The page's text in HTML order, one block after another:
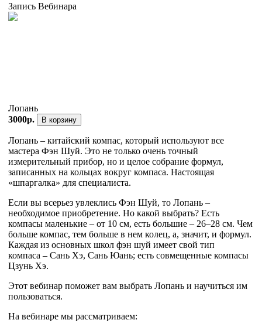
Запись Вебинара
Лопань
3000р.
В корзину
Лопань – китайский компас, который используют все
мастера Фэн Шуй. Это не только очень точный
измерительный прибор, но и целое собрание формул,
записанных на кольцах вокруг компаса. Настоящая
«шпаргалка» для специалиста.
Если вы всерьез увлеклись Фэн Шуй, то Лопань –
необходимое приобретение. Но какой выбрать? Есть
компасы маленькие – от 10 см, есть большие – 26–28 см. Чем
больше компас, тем больше в нем колец, а, значит, и формул.
Каждая из основных школ фэн шуй имеет свой тип
компаса – Сань Хэ, Сань Юань; есть совмещенные компасы
Цзунь Хэ.
Этот вебинар поможет вам выбрать Лопань и научиться им
пользоваться.
На вебинаре мы рассматриваем: